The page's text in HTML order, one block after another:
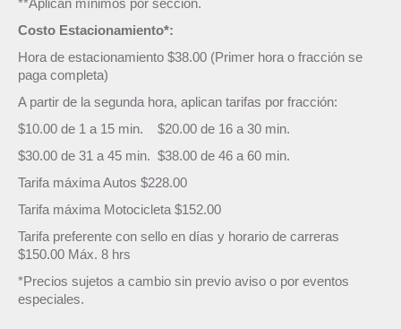
**Aplican mínimos por sección.
Costo Estacionamiento*:
Hora de estacionamiento $38.00 (Primer hora o fracción se
paga completa)
A partir de la segunda hora, aplican tarifas por fracción:
$10.00 de 1 a 15 min. $20.00 de 16 a 30 min.
$30.00 de 31 a 45 min. $38.00 de 46 a 60 min.
Tarifa máxima Autos $228.00
Tarifa máxima Motocicleta $152.00
Tarifa preferente con sello en días y horario de carreras
$150.00 Máx. 8 hrs
*Precios sujetos a cambio sin previo aviso o por eventos
especiales.